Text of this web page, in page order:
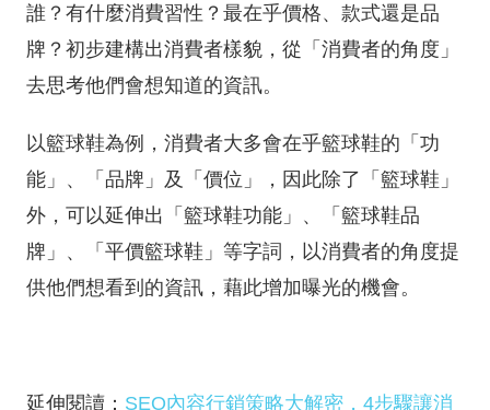
誰？有什麼消費習性？最在乎價格、款式還是品
牌？初步建構出消費者樣貌，從「消費者的角度」
去思考他們會想知道的資訊。
以籃球鞋為例，消費者大多會在乎籃球鞋的「功
能」、「品牌」及「價位」，因此除了「籃球鞋」
外，可以延伸出「籃球鞋功能」、「籃球鞋品
牌」、「平價籃球鞋」等字詞，以消費者的角度提
供他們想看到的資訊，藉此增加曝光的機會。
延伸閱讀： SEO內容行銷策略大解密，4步驟讓消